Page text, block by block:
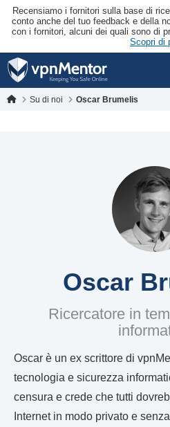
Recensiamo i fornitori sulla base di
conto anche del tuo feedback e della
con i fornitori, alcuni dei quali sono di
Scopri di
Su di noi Oscar Brumelis
Oscar
Ricercatore in
Oscar è un ex scrittore di
tecnologia e sicurezza
censura e crede che tutti
Internet in modo privato e